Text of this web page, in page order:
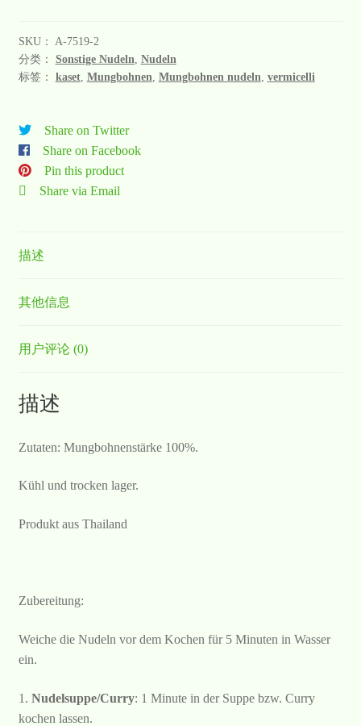
SKU： A-7519-2
分类： Sonstige Nudeln Nudeln
标签： kaset, Mungbohnen Mungbohnen nudeln vermicelli
Share on Twitter
Share on Facebook
Pin this product
Share via Email
描述
其他信息
用户评论 (0)
描述
Zutaten: Mungbohnenstärke 100%.
Kühl und trocken lager.
Produkt aus Thailand
Zubereitung:
Weiche die Nudeln vor dem Kochen für 5 Minuten in Wasser
ein.
1. Nudelsuppe/Curry: 1 Minute in der Suppe bzw. Curry
kochen lassen.